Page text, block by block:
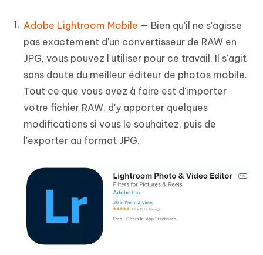
Adobe Lightroom Mobile — Bien qu'il ne s'agisse
pas exactement d'un convertisseur de RAW en
JPG, vous pouvez l'utiliser pour ce travail. Il s'agit
sans doute du meilleur éditeur de photos mobile.
Tout ce que vous avez à faire est d'importer
votre fichier RAW, d'y apporter quelques
modifications si vous le souhaitez, puis de
l'exporter au format JPG.